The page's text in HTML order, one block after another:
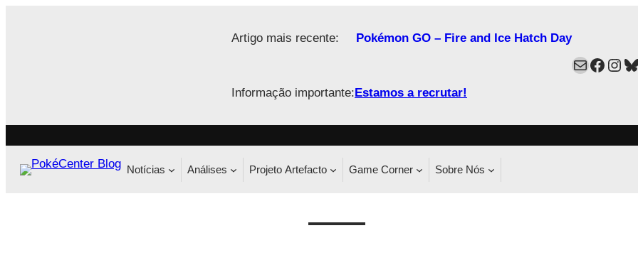
Artigo mais recente: Pokémon GO – Fire and Ice Hatch Day
Informação importante:Estamos a recrutar!
Mail
Notícias Análises Projeto Artefacto Game Corner Sobre Nós